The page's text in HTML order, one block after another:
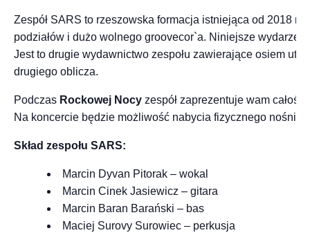
Zespół SARS to rzeszowska formacja istniejąca od 2018
podziałów i dużo wolnego groovecor`a. Niniejsze
Jest to drugie wydawnictwo zespołu zawierające osiem
drugiego oblicza.
Podczas Rockowej Nocy zespół zaprezentuje wam
Na koncercie będzie możliwość nabycia fizycznego
Skład zespołu SARS:
Marcin Dyvan Pitorak – wokal
Marcin Cinek Jasiewicz – gitara
Marcin Baran Barański – bas
Maciej Surovy Surowiec – perkusja